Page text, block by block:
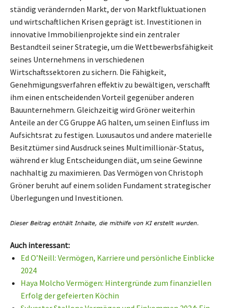
ständig verändernden Markt, der von Marktfluktuationen
und wirtschaftlichen Krisen geprägt ist. Investitionen in
innovative Immobilienprojekte sind ein zentraler
Bestandteil seiner Strategie, um die Wettbewerbsfähigkeit
seines Unternehmens in verschiedenen
Wirtschaftssektoren zu sichern. Die Fähigkeit,
Genehmigungsverfahren effektiv zu bewältigen, verschafft
ihm einen entscheidenden Vorteil gegenüber anderen
Bauunternehmern. Gleichzeitig wird Gröner weiterhin
Anteile an der CG Gruppe AG halten, um seinen Einfluss im
Aufsichtsrat zu festigen. Luxusautos und andere materielle
Besitztümer sind Ausdruck seines Multimillionär-Status,
während er klug Entscheidungen diät, um seine Gewinne
nachhaltig zu maximieren. Das Vermögen von Christoph
Gröner beruht auf einem soliden Fundament strategischer
Überlegungen und Investitionen.
Auch interessant:
Ed O’Neill: Vermögen, Karriere und persönliche Einblicke
2024
Haya Molcho Vermögen: Hintergründe zum finanziellen
Erfolg der gefeierten Köchin